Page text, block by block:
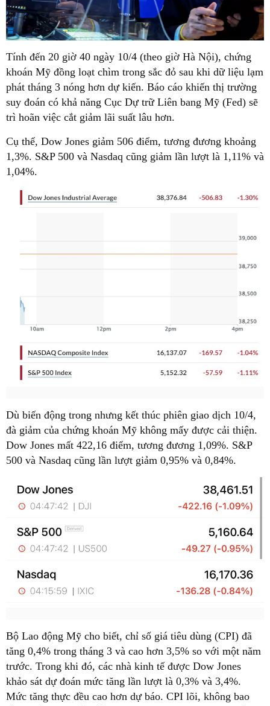
Tính đến 20 giờ 40 ngày 10/4 (theo giờ Hà Nội), chứng
khoán Mỹ đồng loạt chìm trong sắc đỏ sau khi dữ liệu lạm
phát tháng 3 nóng hơn dự kiến. Báo cáo khiến thị trường
suy đoán có khả năng Cục Dự trữ Liên bang Mỹ (Fed) sẽ
trì hoãn việc cắt giảm lãi suất lâu hơn.
Cụ thể, Dow Jones giảm 506 điểm, tương đương khoảng
1,3%. S&P 500 và Nasdaq cũng giảm lần lượt là 1,11% và
1,04%.
Dù biến động trong nhưng kết thúc phiên giao dịch 10/4,
đà giảm của chứng khoán Mỹ không mấy được cải thiện.
Dow Jones mất 422,16 điểm, tương đương 1,09%. S&P
500 và Nasdaq cũng lần lượt giảm 0,95% và 0,84%.
Bộ Lao động Mỹ cho biết, chỉ số giá tiêu dùng (CPI) đã
tăng 0,4% trong tháng 3 và cao hơn 3,5% so với một năm
trước. Trong khi đó, các nhà kinh tế được Dow Jones
khảo sát dự đoán mức tăng lần lượt là 0,3% và 3,4%.
Mức tăng thực đều cao hơn dự báo. CPI lõi, không bao